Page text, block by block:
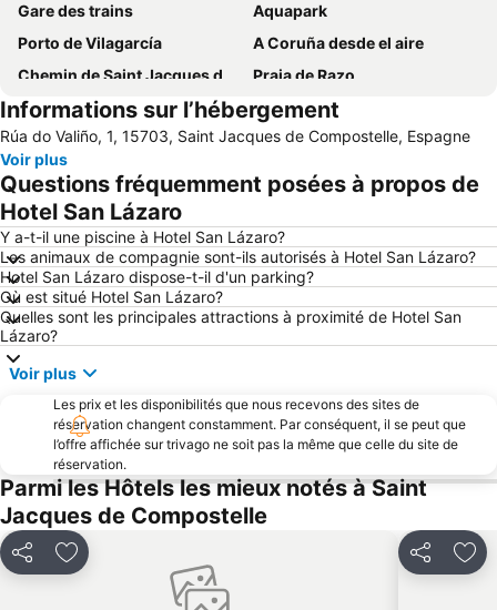
Gare des trains
Aquapark
Porto de Vilagarcía
A Coruña desde el aire
Chemin de Saint Jacques de Compostelle
Praia de Razo
Stade Omnisport de San Lázaro
San Martín Pinario
Place de l'Obradoiro
Dos Reis
Rúa do Franco
Albergue de Peregrinos de Santa Irene
Area de Reboredo
Ría de Muros y Noia
Informations sur l’hébergement
Rúa do Valiño, 1, 15703, Saint Jacques de Compostelle, Espagne
Voir plus
Questions fréquemment posées à propos de
Hotel San Lázaro
Y a-t-il une piscine à Hotel San Lázaro?
Les animaux de compagnie sont-ils autorisés à Hotel San Lázaro?
Hotel San Lázaro dispose-t-il d'un parking?
Où est situé Hotel San Lázaro?
Quelles sont les principales attractions à proximité de Hotel San
Lázaro?
Voir plus
Les prix et les disponibilités que nous recevons des sites de
réservation changent constamment. Par conséquent, il se peut que
l’offre affichée sur trivago ne soit pas la même que celle du site de
réservation.
Parmi les Hôtels les mieux notés à Saint
Jacques de Compostelle
PartagerAjouter à mes favoris Partager